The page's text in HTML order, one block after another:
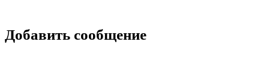
Добавить сообщение